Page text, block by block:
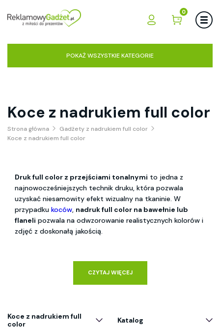
0
POKAŻ WSZYSTKIE KATEGORIE
Koce z nadrukiem full color
Strona główna
Gadżety z nadrukiem full color
Koce z nadrukiem full color
Druk full color z przejściami tonalnymi to jedna z
najnowocześniejszych technik druku, która pozwala
uzyskać niesamowity efekt wizualny na tkaninie. W
przypadku koców, nadruk full color na bawełnie lub
flaneli pozwala na odwzorowanie realistycznych kolorów i
zdjęć z doskonałą jakością.
CZYTAJ WIĘCEJ
Koce z nadrukiem full
color
Katalog